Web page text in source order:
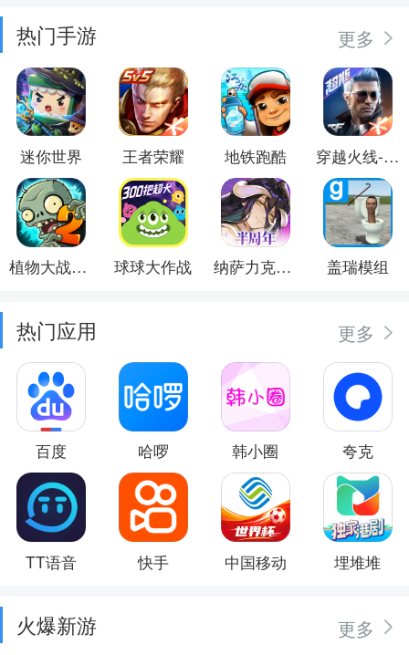
热门手游 更多
迷你世界 王者荣耀 地铁跑酷 穿越火线-枪战王者
植物大战僵尸2 球球大作战 纳萨力克之王 盖瑞模组
热门应用 更多
百度 哈啰 韩小圈 夸克
TT语音 快手 中国移动 埋堆堆
火爆新游 更多